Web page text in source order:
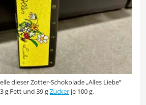
dieser Zotter-Schokolade „Alles Liebe“
g Fett und 39 gZucker je 100 g.